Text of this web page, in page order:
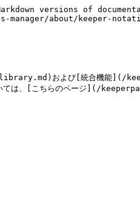
versions of
about/keeper-
library.md)および[統合機能
については、[こちらのページ